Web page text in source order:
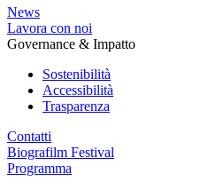
News
Lavora con noi
Governance & Impatto
Sostenibilità
Accessibilità
Trasparenza
Contatti
Biografilm Festival
Programma